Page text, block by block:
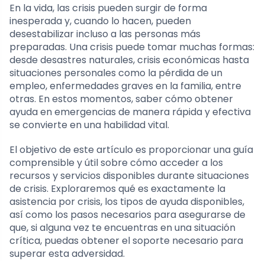
En la vida, las crisis pueden surgir de forma
inesperada y, cuando lo hacen, pueden
desestabilizar incluso a las personas más
preparadas. Una crisis puede tomar muchas formas:
desde desastres naturales, crisis económicas hasta
situaciones personales como la pérdida de un
empleo, enfermedades graves en la familia, entre
otras. En estos momentos, saber cómo obtener
ayuda en emergencias de manera rápida y efectiva
se convierte en una habilidad vital.
El objetivo de este artículo es proporcionar una guía
comprensible y útil sobre cómo acceder a los
recursos y servicios disponibles durante situaciones
de crisis. Exploraremos qué es exactamente la
asistencia por crisis, los tipos de ayuda disponibles,
así como los pasos necesarios para asegurarse de
que, si alguna vez te encuentras en una situación
crítica, puedas obtener el soporte necesario para
superar esta adversidad.